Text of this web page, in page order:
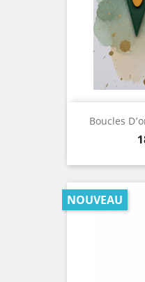
Boucles
NOUVEAU